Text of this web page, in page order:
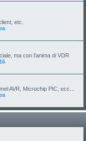
etc.
ma con l'anima di VDR
AVR, Microchip PIC, ecc...